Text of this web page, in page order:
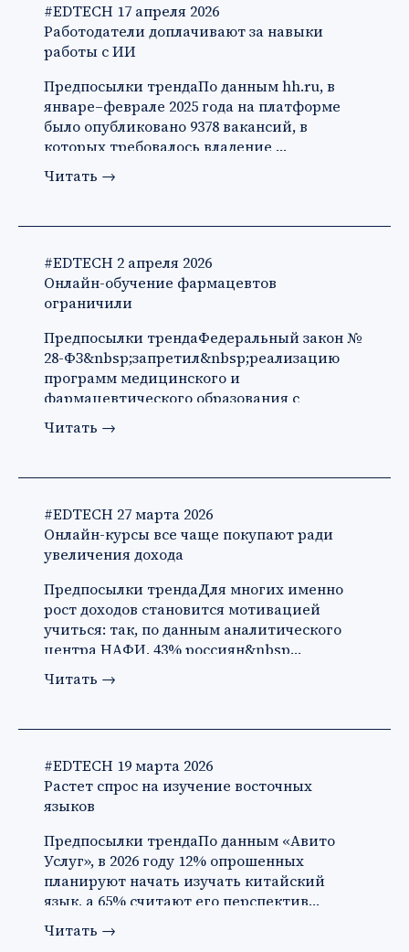
#EDTECH 17 апреля 2026
Работодатели доплачивают за навыки
работы с ИИ
Предпосылки трендаПо данным hh.ru, в
январе–феврале 2025 года на платформе
было опубликовано 9378 вакансий, в
которых требовалось владение …
Читать →
#EDTECH 2 апреля 2026
Онлайн-обучение фармацевтов
ограничили
Предпосылки трендаФедеральный закон №
28-ФЗ&nbsp;запретил&nbsp;реализацию
программ медицинского и
фармацевтического образования с
применени…
Читать →
#EDTECH 27 марта 2026
Онлайн-курсы все чаще покупают ради
увеличения дохода
Предпосылки трендаДля многих именно
рост доходов становится мотивацией
учиться: так, по данным аналитического
центра НАФИ, 43% россиян&nbsp…
Читать →
#EDTECH 19 марта 2026
Растет спрос на изучение восточных
языков
Предпосылки трендаПо данным «Авито
Услуг», в 2026 году 12% опрошенных
планируют начать изучать китайский
язык, а 65% считают его перспектив…
Читать →